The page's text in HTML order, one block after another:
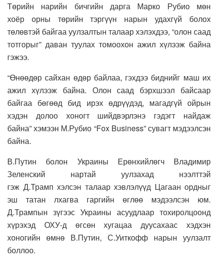
Төрийн нарийн бичгийн дарга Марко Рубио мөн
хоёр орны төрийн тэргүүн нарын удахгүй болох
төлөвтэй байгаа уулзалтын талаар хэлэхдээ, “олон саад
тотгорыг” даван туулах томоохон ажил хүлээж байна
гэжээ.
“Өнөөдөр сайхан өдөр байлаа, гэхдээ биднийг маш их
ажил хүлээж байна. Олон саад бэрхшээл байсаар
байгаа бөгөөд бид ирэх өдрүүдэд, магадгүй ойрын
хэдэн долоо хоногт шийдвэрлэнэ гэдэгт найдаж
байна” хэмээн М.Рубио “Fox Business” сувагт мэдээлсэн
байна.
В.Путин болон Украины Ерөнхийлөгч Владимир
Зеленский нартай уулзахад нээлттэй
гэж Д.Трамп хэлсэн талаар хэвлэлүүд Цагаан ордныг
эш татан лхагва гаргийн өглөө мэдээлсэн юм.
Д.Трампын зүгээс Украины асуудлаар тохиролцоонд
хүрэхэд ОХУ-д өгсөн хугацаа дуусахаас хэдхэн
хоногийн өмнө В.Путин, С.Уиткофф нарын уулзалт
боллоо.